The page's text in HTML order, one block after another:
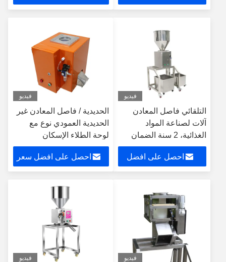
فيديو
التلقائي فاصل المعادن
آلات لصناعة المواد
الغذائية، 2 سنة الضمان
احصل على افضل
فيديو
الحديدية / فاصل المعادن غير
الحديدية العمودي نوع مع
لوحة الطلاء الإسكان
احصل على افضل سعر
فيديو فيديو